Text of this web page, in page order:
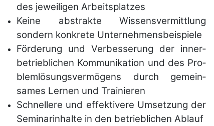
des jewei­ligen Arbeits­platzes
Keine abstrakte Wissens­ver­mitt­lung
sondern kon­krete Unter­nehmens­bei­spiele
Förderung und Ver­bes­serung der inner­
betrieb­lichen Kommu­ni­ka­tion und des Pro­
blem­lö­sungs­ver­mögens durch gemein­
sames Lernen und Trai­nieren
Schnellere und effek­tivere Um­setzung der
Semi­nar­in­halte in den betrieb­lichen Ablauf